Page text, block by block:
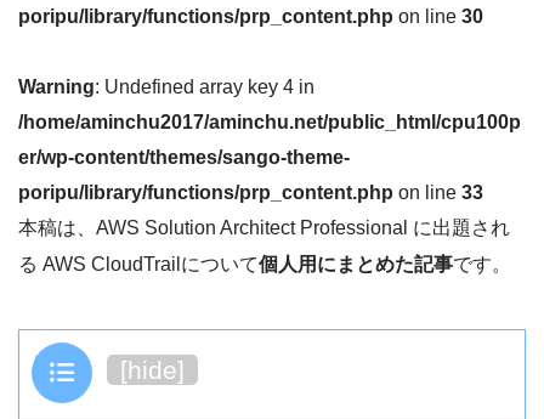
poripu/library/functions/prp_content.php on line 30
Warning: Undefined array key 4 in
/home/aminchu2017/aminchu.net/public_html/cpu100p
er/wp-content/themes/sango-theme-
poripu/library/functions/prp_content.php on line 33
本稿は、AWS Solution Architect Professional に出題され
る AWS CloudTrailについて個人用にまとめた記事です。
目次 [hide]